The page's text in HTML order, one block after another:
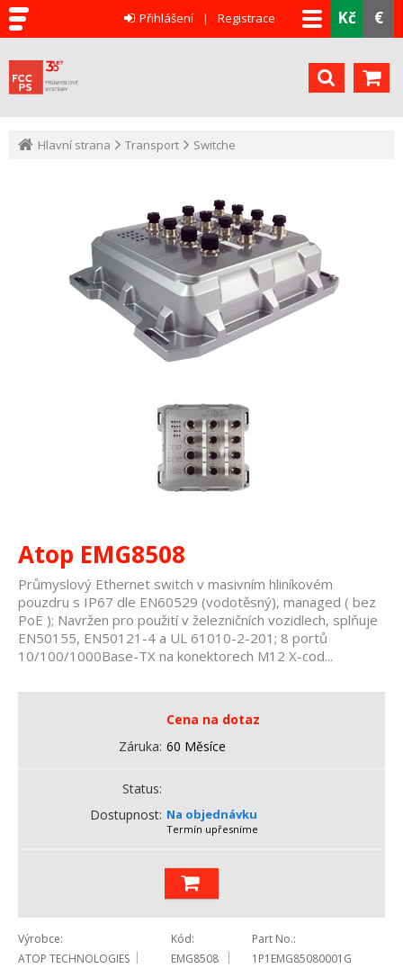
Kč €
Přihlášení Registrace
Hlavní strana Transport Switche
Atop EMG8508
Průmyslový Ethernet switch v masivním hliníkovém
pouzdru s IP67 dle EN60529 (vodotěsný), managed ( bez
PoE ); Navržen pro použití v železničních vozidlech, splňuje
EN50155, EN50121-4 a UL 61010-2-201; 8 portů
10/100/1000Base-TX na konektorech M12 X-cod...
Cena na dotaz
Záruka 60 Měsíce
Status
Dostupnost Na objednávku
Termín upřesníme
Výrobce
ATOP TECHNOLOGIES
Kód
EMG8508
Part No.
1P1EMG85080001G